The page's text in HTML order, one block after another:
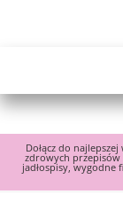
Dołącz do najlepszej
zdrowych przepisów
jadłospisy,